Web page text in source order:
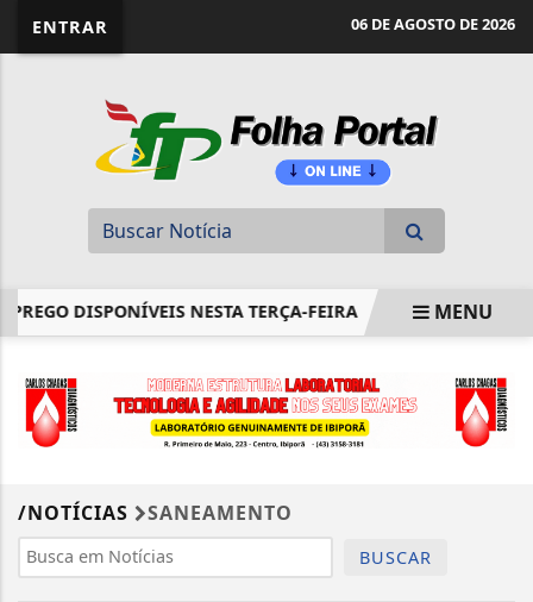
ENTRAR 06 DE AGOSTO DE 2026
DISPONÍVEIS NESTA TERÇA-FEIRA EM NOVA
MENU
/NOTÍCIAS SANEAMENTO
BUSCAR